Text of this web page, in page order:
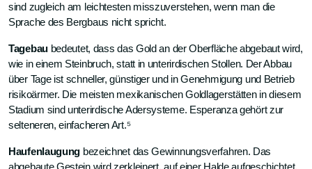
sind zugleich am leichtesten misszuverstehen, wenn man die
Sprache des Bergbaus nicht spricht.
Tagebaubedeutet, dass das Gold an der Oberfläche abgebaut wird,
wie in einem Steinbruch, statt in unterirdischen Stollen. Der Abbau
über Tage ist schneller, günstiger und in Genehmigung und Betrieb
risikoärmer. Die meisten mexikanischen Goldlagerstätten in diesem
Stadium sind unterirdische Adersysteme. Esperanza gehört zur
selteneren, einfacheren Art.⁵
Haufenlaugung bezeichnet das Gewinnungsverfahren. Das